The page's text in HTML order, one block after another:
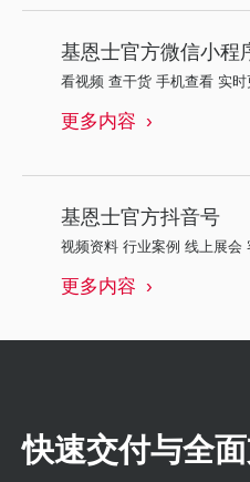
基恩士官方微信小程
看视频 查干货 手机查看 实
更多内容
基恩士官方抖音号
视频资料 行业案例 线上展会
更多内容
快速交付与全